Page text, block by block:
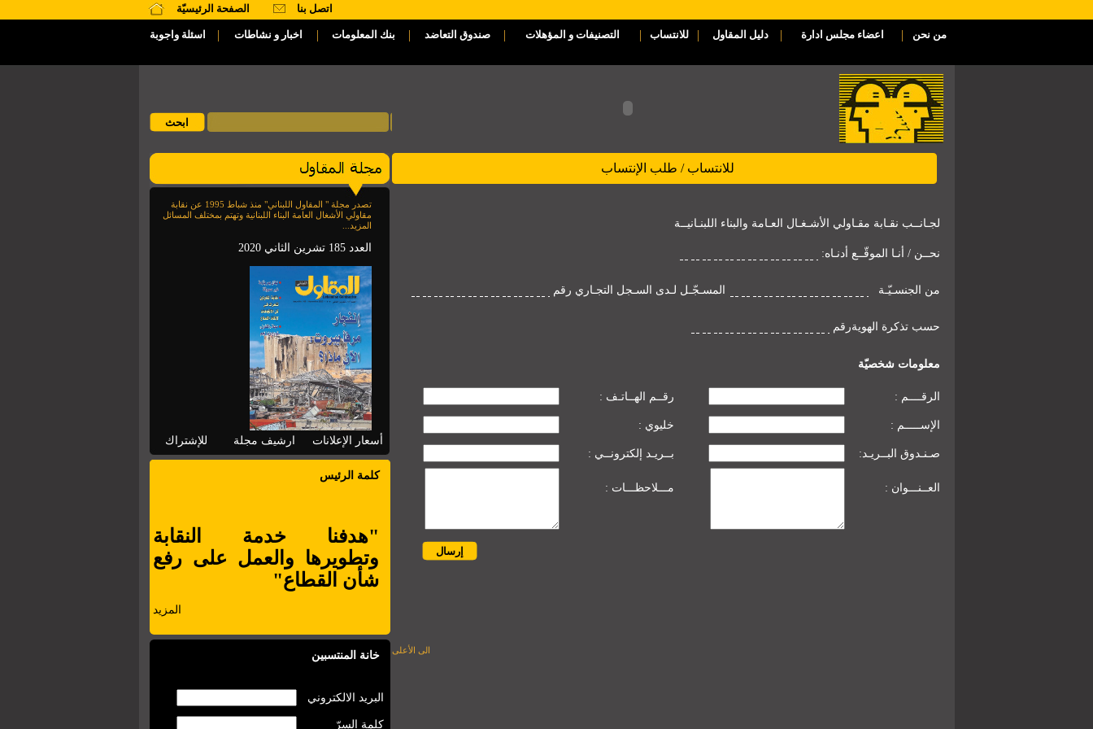
الصفحة الرئيسيّة اتصل بنا
اسئلة واجوبة | اخبار و نشاطات | بنك المعلومات | صندوق التعاضد | التصنيفات و المؤهلات | للانتساب | دليل المقاول | اعضاء مجلس ادارة | من نحن
تصدر مجلة " المقاول اللبناني" منذ شباط 1995 عن نقابة
مقاولي الأشغال العامة البناء اللبنانية وتهتم بمختلف المسائل
المزيد...
العدد 185 تشرين الثاني 2020
للإشتراك ارشيف مجلة أسعار الإعلانات
كلمة الرئيس
"هدفنا خدمة النقابة
وتطويرها والعمل على رفع
شأن القطاع"
المزيد
خانة المنتسبين
البريد الالكتروني
كلمة السرّ
للانتساب / طلب الإنتساب
لجـانــب نقـابة مقـاولي الأشـغـال العـامة والبناء اللبنـانيــة
:نحــن / أنـا الموقّــع أدنـاه
من الجنسـيّـة المسـجّـل لـدى السـجل التجـاري رقم
حسب تذكرة الهويةرقم
معلومات شخصيّة
: رقــم الهــاتـف : الرقــــم
: خليوي : الإســـــم
: بــريـد إلكترونــي :صـنـدوق البــريـد
: مـــلاحظـــات : العــنـــوان
الى الأعلى